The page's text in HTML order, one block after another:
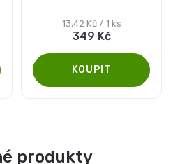
5,0
z
5
hvězdiček.
349 Kč
Měrná
cena:
13,42 Kč / 1 ks
produkty